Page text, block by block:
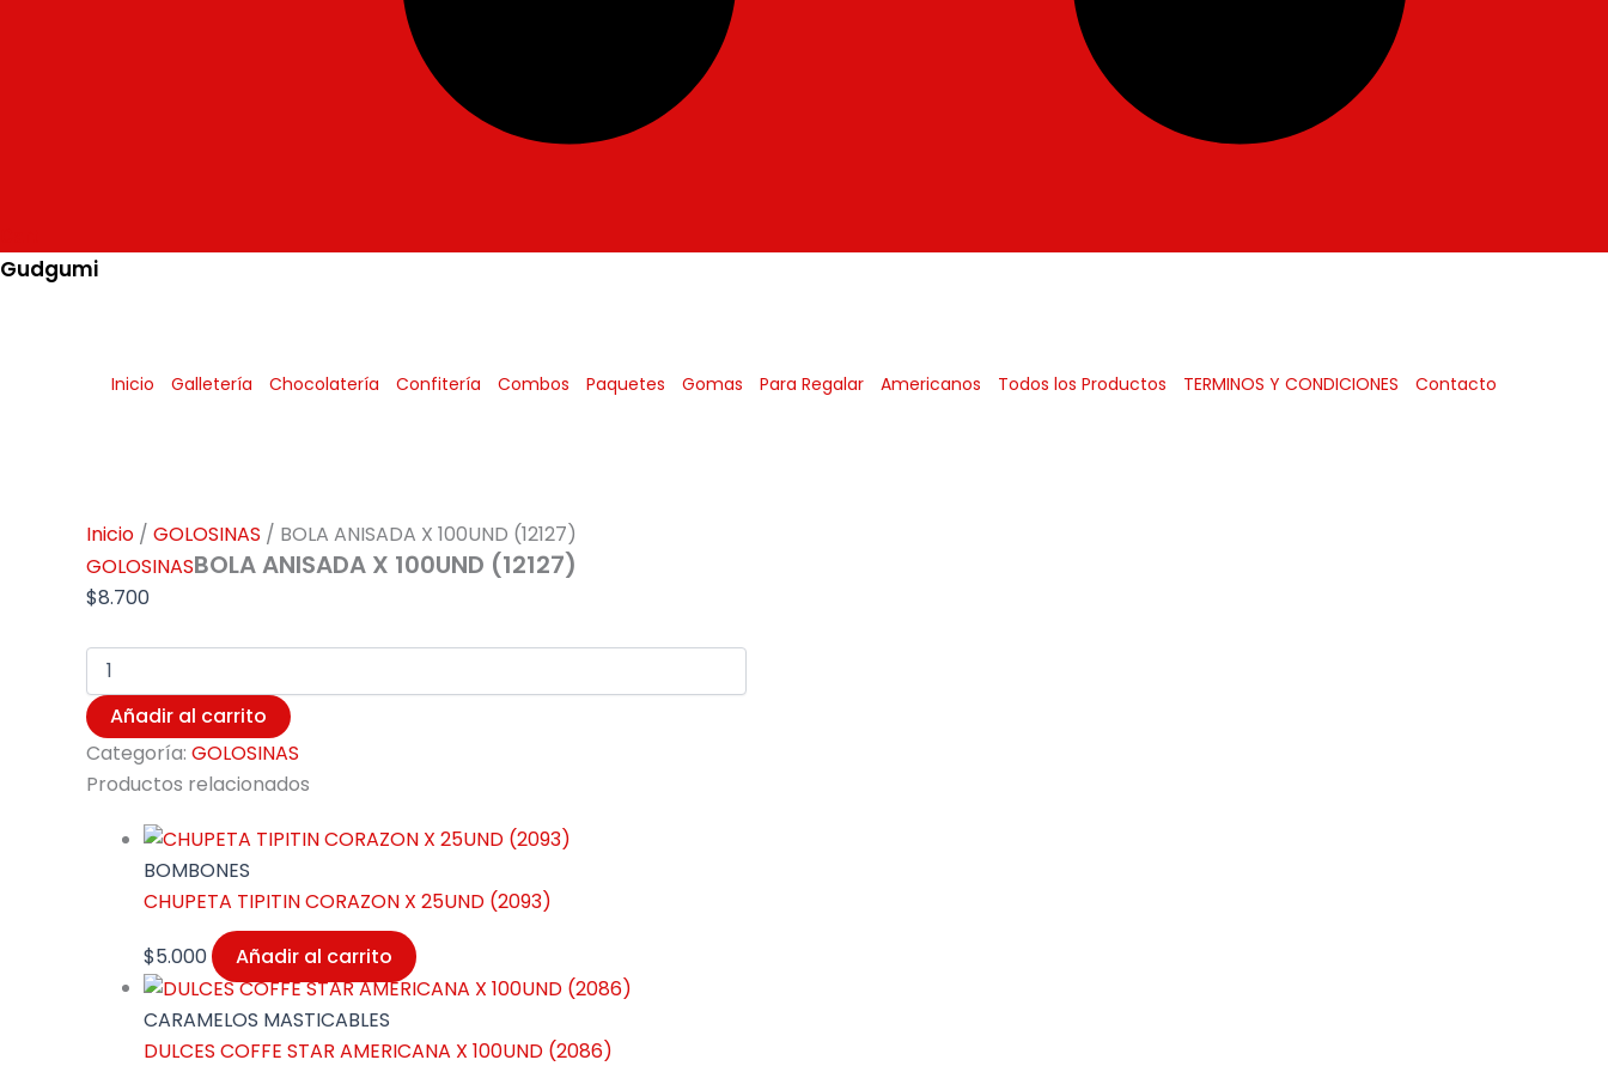
Gudgumi
Inicio Galletería Chocolatería Confitería Combos Paquetes Gomas Para Regalar Americanos Todos los Productos TERMINOS Y CONDICIONES Contacto
Inicio / GOLOSINAS / BOLA ANISADA X 100UND (12127)
GOLOSINASBOLA ANISADA X 100UND (12127)
$8.700
Añadir al carrito
Categoría: GOLOSINAS
Productos relacionados
BOMBONES
CHUPETA TIPITIN CORAZON X 25UND (2093)
$5.000 Añadir al carrito
CARAMELOS MASTICABLES
DULCES COFFE STAR AMERICANA X 100UND (2086)